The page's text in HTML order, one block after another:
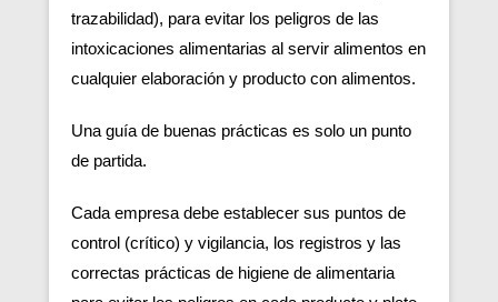
trazabilidad), para evitar los peligros de las
intoxicaciones alimentarias al servir alimentos en
cualquier elaboración y producto con alimentos.
Una guía de buenas prácticas es solo un punto
de partida.
Cada empresa debe establecer sus puntos de
control (crítico) y vigilancia, los registros y las
correctas prácticas de higiene de alimentaria